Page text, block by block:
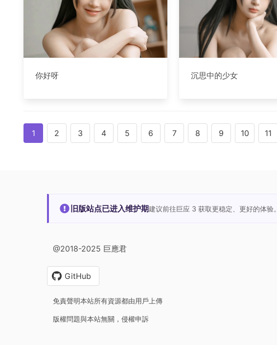
你好呀 沉思中的少女
1 2 3 4 5 6 7 8 9 10 11
旧版站点已进入维护期建议前往巨应 3 获取更稳定、更好的体验。
@2018-2025 巨應君
GitHub
免責聲明本站所有資源都由用戶上傳
版權問題與本站無關，侵權申訴